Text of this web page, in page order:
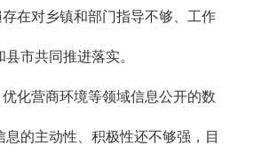
在对乡镇和部门指导不够、工作
市共同推进落实。
化营商环境等领域信息公开的数
的主动性、积极性还不够强，目